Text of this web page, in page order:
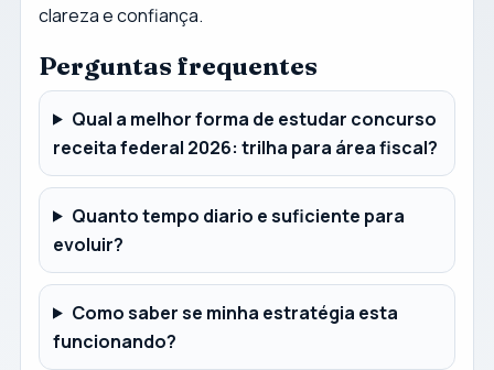
clareza e confiança.
Perguntas frequentes
Qual a melhor forma de estudar concurso
receita federal 2026: trilha para área fiscal?
Quanto tempo diario e suficiente para
evoluir?
Como saber se minha estratégia esta
funcionando?